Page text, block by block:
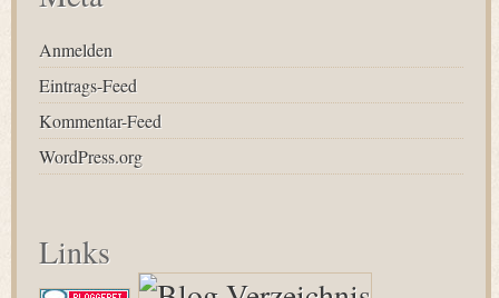
Anmelden
Eintrags-Feed
Kommentar-Feed
WordPress.org
Links